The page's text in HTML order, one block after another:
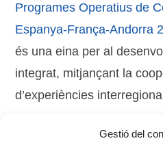
Gestió del
Programes Operatius de
Espanya-França-Andorra
és una eina per al
integrat, mitjançant la
d’experiències
alumnes,intercanvis,